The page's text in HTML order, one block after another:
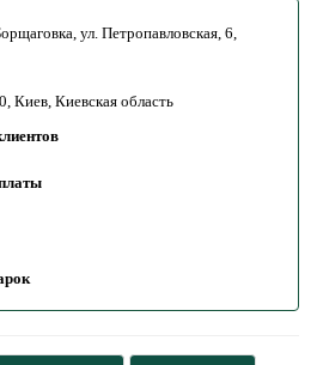
ул. Петропавловская, 6,
Киев, Киевская область